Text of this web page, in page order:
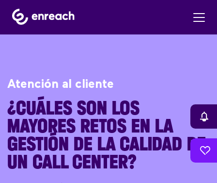
Atención al cliente
¿CUÁLES SON LOS
MAYORES RETOS EN LA
GESTIÓN DE LA CALIDAD DE
UN CALL CENTER?